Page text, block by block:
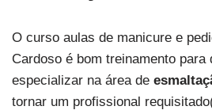
O curso aulas de manicure e
Cardoso é bom treinamento para
especializar na área de
tornar um profissional